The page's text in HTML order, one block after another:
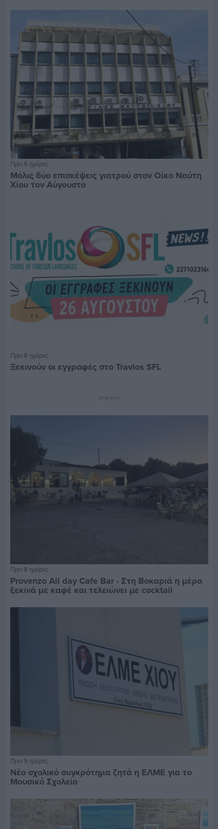
Πριν 6 ημέρες
Μόλις δύο επισκέψεις γιατρού στον Οίκο Ναύτη
Χίου τον Αύγουστο
Πριν 8 ημέρες
Ξεκινούν οι εγγραφές στο Travlos SFL
Διαφήμιση
Πριν 8 ημέρες
Provenzo All day Cafe Bar - Στη Βοκαριά η μέρα
ξεκινά με καφέ και τελειώνει με cocktail
Πριν 9 ημέρες
Νέο σχολικό συγκρότημα ζητά η ΕΛΜΕ για το
Μουσικό Σχολείο